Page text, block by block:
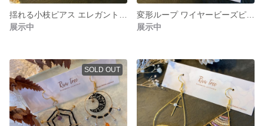
展示中
展示中
SOLD OUT